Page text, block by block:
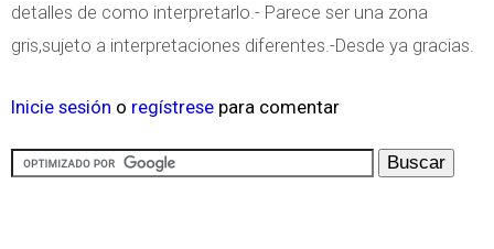
detalles de como interpretarlo.- Parece ser una zona
gris,sujeto a interpretaciones diferentes.-Desde ya gracias.
Inicie sesión o regístrese para comentar